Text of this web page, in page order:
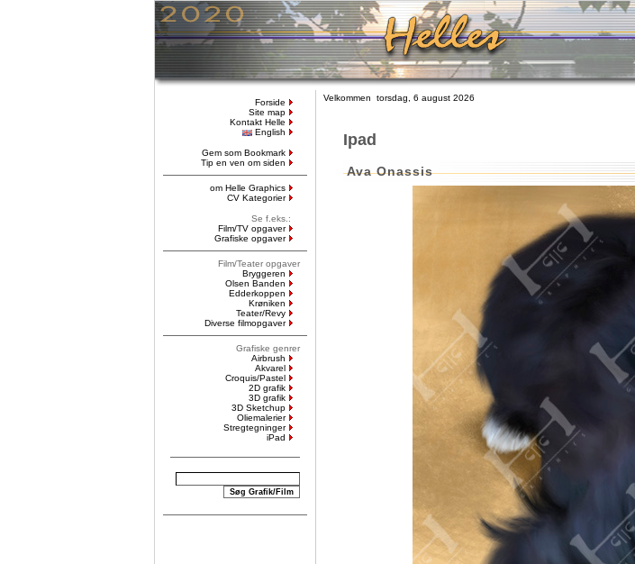
Forside
Site map
Kontakt Helle
English
Gem som Bookmark
Tip en ven om siden
om Helle Graphics
CV Kategorier
Se f.eks.:
Film/TV opgaver
Grafiske opgaver
Film/Teater opgaver
Bryggeren
Olsen Banden
Edderkoppen
Krøniken
Teater/Revy
Diverse filmopgaver
Grafiske genrer
Airbrush
Akvarel
Croquis/Pastel
2D grafik
3D grafik
3D Sketchup
Oliemalerier
Stregtegninger
iPad
Velkommen torsdag, 6 august 2026
Ipad
Ava Onassis